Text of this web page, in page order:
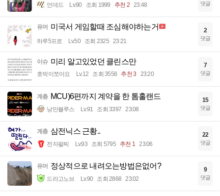
언데드 Lv.90 조회 1999 추천 2 23:48 댓글
유머 미국서 게임할때 조심해야하는거
하루5프로 Lv.50 조회 2325 23:21
2
댓글
이슈 미리 알고있었던 클린스만
호박이쪼아요 Lv.12 조회 3558 추천 3 23:20
7
댓글
계층 MCU)6편까지 계약을 한 톰홀랜드
낭만블루스 Lv.91 조회 3397 23:08
15
댓글
계층 삼전닉스 근황..
전자팔찌 Lv.93 조회 5795 추천 1 23:06
22
댓글
유머 정상적으로 내려오는방법은없어?
드라고노브 Lv.90 조회 2868 23:02
9
댓글